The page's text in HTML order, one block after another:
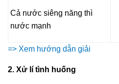
Cả nước siêng năng thì
nước mạnh
=> Xem hướng dẫn giải
2. Xử lí tình huống